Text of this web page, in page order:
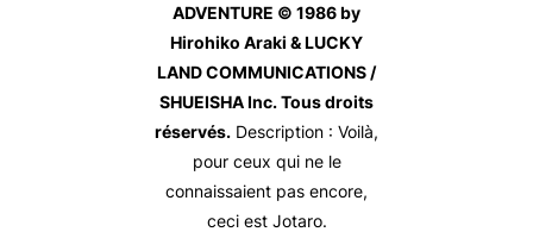
ADVENTURE © 1986 by
Hirohiko Araki & LUCKY
LAND COMMUNICATIONS /
SHUEISHA Inc. Tous droits
réservés. Description : Voilà,
pour ceux qui ne le
connaissaient pas encore,
ceci est Jotaro.